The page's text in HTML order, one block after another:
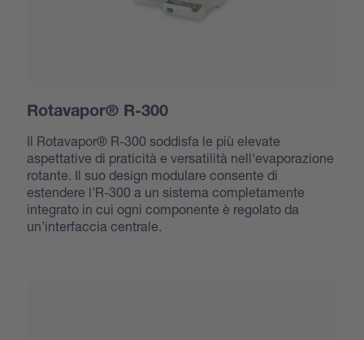
Rotavapor® R-300
Il Rotavapor® R-300 soddisfa le più elevate
aspettative di praticità e versatilità nell'evaporazione
rotante. Il suo design modulare consente di
estendere l'R-300 a un sistema completamente
integrato in cui ogni componente è regolato da
un'interfaccia centrale.